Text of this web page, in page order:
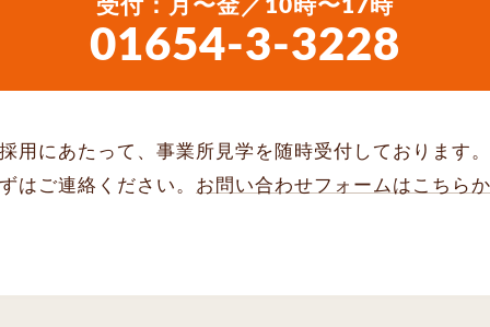
受付：月〜金／10時〜17時
01654-3-3228
採用にあたって、事業所見学を随時受付しております。
はご連絡ください。 お問い合わせフォームはこちら